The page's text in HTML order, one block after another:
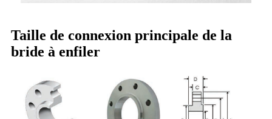
Taille de connexion principale de la
bride à enfiler